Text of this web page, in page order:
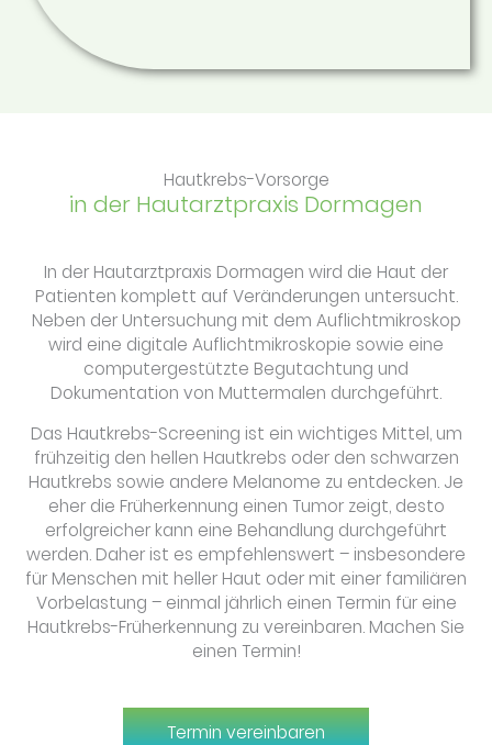
Hautkrebs-Vorsorge
in der Hautarztpraxis Dormagen
In der Hautarztpraxis Dormagen wird die Haut der
Patienten komplett auf Veränderungen untersucht.
Neben der Untersuchung mit dem Auflichtmikroskop
wird eine digitale Auflichtmikroskopie sowie eine
computergestützte Begutachtung und
Dokumentation von Muttermalen durchgeführt.
Das Hautkrebs-Screening ist ein wichtiges Mittel, um
frühzeitig den hellen Hautkrebs oder den schwarzen
Hautkrebs sowie andere Melanome zu entdecken. Je
eher die Früherkennung einen Tumor zeigt, desto
erfolgreicher kann eine Behandlung durchgeführt
werden. Daher ist es empfehlenswert – insbesondere
für Menschen mit heller Haut oder mit einer familiären
Vorbelastung – einmal jährlich einen Termin für eine
Hautkrebs-Früherkennung zu vereinbaren. Machen Sie
einen Termin!
Termin vereinbaren